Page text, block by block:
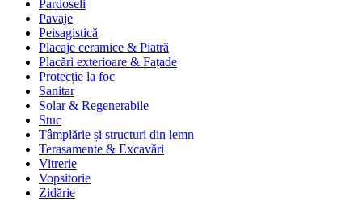
Pardoseli
Pavaje
Peisagistică
Placaje ceramice & Piatră
Placări exterioare & Fațade
Protecție la foc
Sanitar
Solar & Regenerabile
Stuc
Tâmplărie și structuri din lemn
Terasamente & Excavări
Vitrerie
Vopsitorie
Zidărie